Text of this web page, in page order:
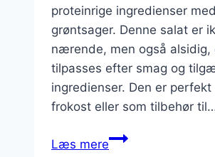
proteinrige ingredienser
grøntsager. Denne salat er
nærende, men også alsidig,
tilpasses efter smag og
ingredienser. Den er
frokost eller som tilbehør
Læs mereBønnesalat